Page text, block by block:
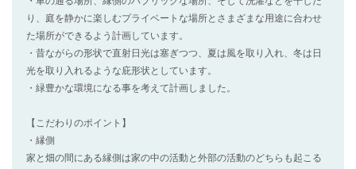
り、庭を静かに楽しむプライベートな場所とさまざまな用途に合わせ
た場所ができるよう計画しています。
・昔ながらの形状で直射日光は塞ぎつつ、夏は風を取り入れ、冬は日
光を取り入れるような庇形状としています。
・緑豊かな環境になる事を考えて計画しました。
【こだわりのポイント】
・縁側
家と畑の間にある縁側は家の中の活動と外部の活動のどちらも起こる